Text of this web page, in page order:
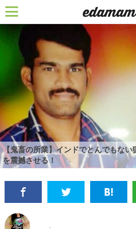
【鬼畜の所業】インドでとんでもない
を震撼させる！